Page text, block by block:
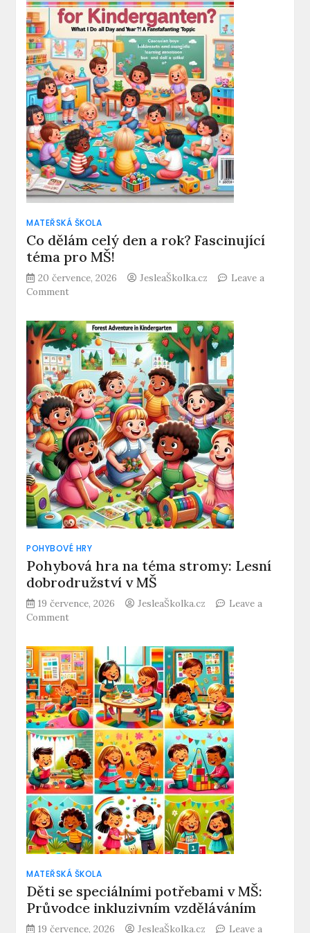
Jaké
vzdělání
musí
mít?
Překvapivá
fakta!
MATEŘSKÁ ŠKOLA
Co dělám celý den a rok? Fascinující
téma pro MŠ!
20 července, 2026 JesleaŠkolka.cz
Leave a
Commenton
dělám
celý
den
a
rok?
Fascinující
téma
pro
MŠ!
POHYBOVÉ HRY
Pohybová hra na téma stromy: Lesní
dobrodružství v MŠ
19 července, 2026 JesleaŠkolka.cz
Leave a
Commenton
hra
na
téma
stromy:
Lesní
dobrodružství
v
MŠ
MATEŘSKÁ ŠKOLA
Děti se speciálními potřebami v MŠ:
Průvodce inkluzivním vzděláváním
19 července, 2026 JesleaŠkolka.cz
Leave a